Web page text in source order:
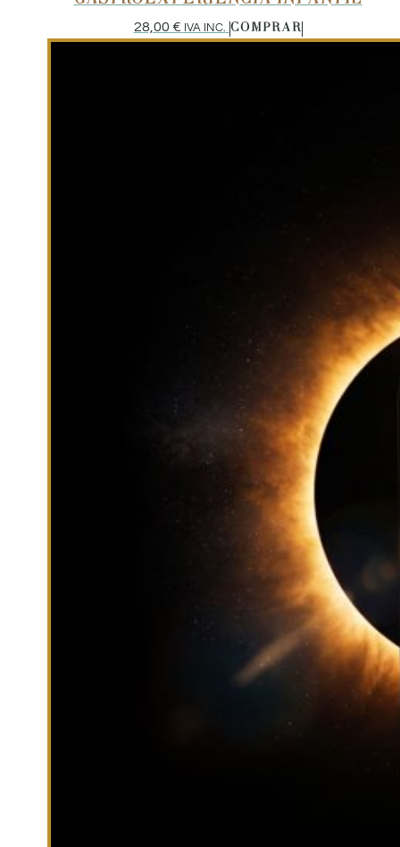
28,00 € IVA INC. COMPRAR